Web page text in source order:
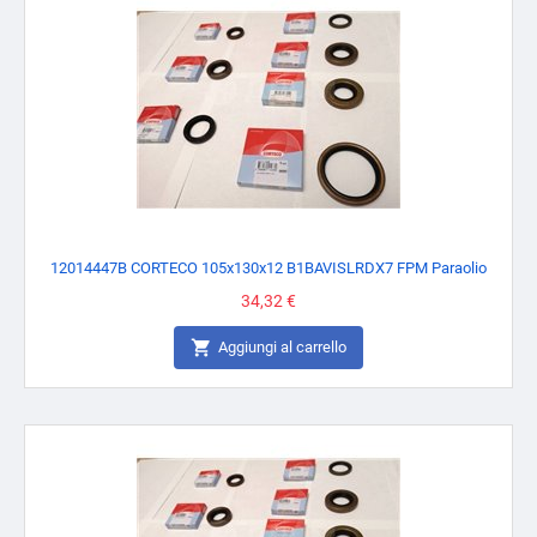
12014447B CORTECO 105x130x12 B1BAVISLRDX7 FPM Paraolio
Prezzo
34,32 €
 Aggiungi al carrello